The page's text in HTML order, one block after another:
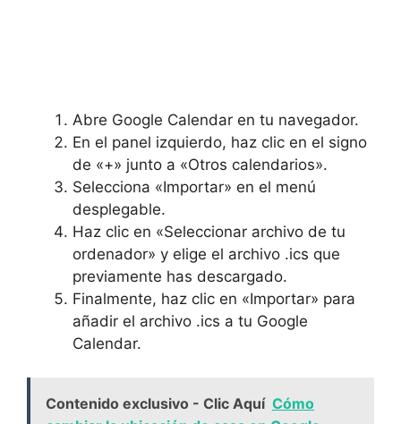
Abre Google Calendar en tu navegador.
En el panel izquierdo, haz clic en el signo
de «+» junto a «Otros calendarios».
Selecciona «Importar» en el menú
desplegable.
Haz clic en «Seleccionar archivo de tu
ordenador» y elige el archivo .ics que
previamente has descargado.
Finalmente, haz clic en «Importar» para
añadir el archivo .ics a tu Google
Calendar.
Contenido exclusivo - Clic Aquí Cómo